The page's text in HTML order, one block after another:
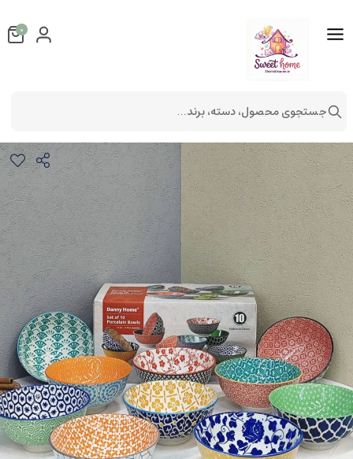
0
جستجوی محصول، دسته، برند...